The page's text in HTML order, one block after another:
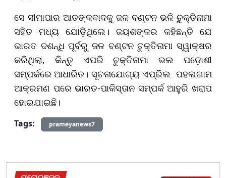
ସେ ସୀମାପାର ଆତଙ୍କବାଦକୁ ଜଳ ବଣ୍ଟନ ଭଳି ଚୁକ୍ତିନାମା
ସହିତ ମଧ୍ୟ ଯୋଡ଼ିଥିଲେ। ଜୟଶଙ୍କର କହିଛନ୍ତି ଯେ
ଭାରତ ଦଶନ୍ଧି ପୂର୍ବରୁ ଜଳ ବଣ୍ଟନ ଚୁକ୍ତିନାମା ସ୍ୱାକ୍ଷର
କରିଥିଲା, କିନ୍ତୁ ଏପରି ଚୁକ୍ତିନାମା ଭଲ ପଡ଼ୋଶୀ
ସମ୍ପର୍କରେ ଆଧାରିତ। ସୂଚନାଯୋଗ୍ୟ ଏପ୍ରିଲ ପହଲଗାମ
ଆକ୍ରମଣ ପରେ ଭାରତ-ପାକିସ୍ତାନ ସମ୍ପର୍କ ଆହୁରି ଖରାପ
ହୋଇଯାଇଛି।
Tags: prameyanews7